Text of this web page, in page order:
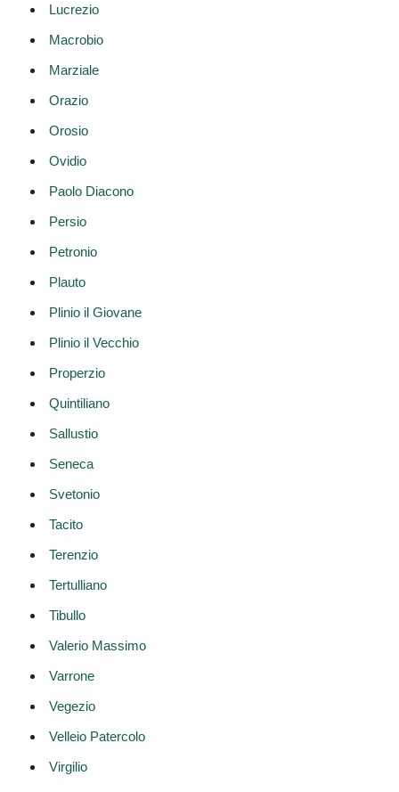
Lucrezio
Macrobio
Marziale
Orazio
Orosio
Ovidio
Paolo Diacono
Persio
Petronio
Plauto
Plinio il Giovane
Plinio il Vecchio
Properzio
Quintiliano
Sallustio
Seneca
Svetonio
Tacito
Terenzio
Tertulliano
Tibullo
Valerio Massimo
Varrone
Vegezio
Velleio Patercolo
Virgilio